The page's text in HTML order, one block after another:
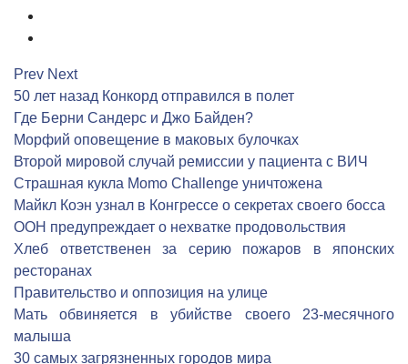
Prev Next
50 лет назад Конкорд отправился в полет
Где Берни Сандерс и Джо Байден?
Морфий оповещение в маковых булочках
Второй мировой случай ремиссии у пациента с ВИЧ
Страшная кукла Momo Challenge уничтожена
Майкл Коэн узнал в Конгрессе о секретах своего босса
ООН предупреждает о нехватке продовольствия
Хлеб ответственен за серию пожаров в японских
ресторанах
Правительство и оппозиция на улице
Мать обвиняется в убийстве своего 23-месячного
малыша
30 самых загрязненных городов мира